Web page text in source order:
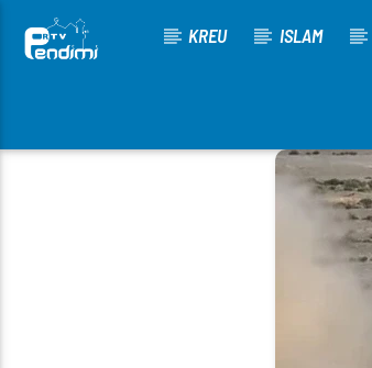
KREU ISLAM
[There are no radio stations in the database]